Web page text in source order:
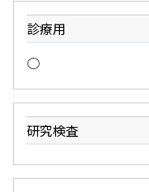
診療用
○
研究検査